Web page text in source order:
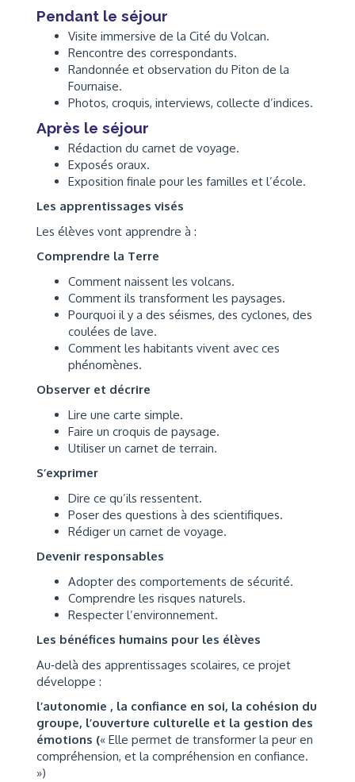
Pendant le séjour
Visite immersive de la Cité du Volcan.
Rencontre des correspondants.
Randonnée et observation du Piton de la
Fournaise.
Photos, croquis, interviews, collecte d’indices.
Après le séjour
Rédaction du carnet de voyage.
Exposés oraux.
Exposition finale pour les familles et l’école.
Les apprentissages visés
Les élèves vont apprendre à :
Comprendre la Terre
Comment naissent les volcans.
Comment ils transforment les paysages.
Pourquoi il y a des séismes, des cyclones, des
coulées de lave.
Comment les habitants vivent avec ces
phénomènes.
Observer et décrire
Lire une carte simple.
Faire un croquis de paysage.
Utiliser un carnet de terrain.
S’exprimer
Dire ce qu’ils ressentent.
Poser des questions à des scientifiques.
Rédiger un carnet de voyage.
Devenir responsables
Adopter des comportements de sécurité.
Comprendre les risques naturels.
Respecter l’environnement.
Les bénéfices humains pour les élèves
Au‑delà des apprentissages scolaires, ce projet
développe :
l’autonomie , la confiance en soi, la cohésion du
groupe, l’ouverture culturelle et la gestion des
émotions (« Elle permet de transformer la peur en
compréhension, et la compréhension en confiance.
»)